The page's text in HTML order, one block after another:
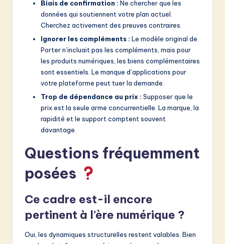
Biais de confirmation : Ne chercher que les
données qui soutiennent votre plan actuel.
Cherchez activement des preuves contraires.
Ignorer les compléments : Le modèle original de
Porter n’incluait pas les compléments, mais pour
les produits numériques, les biens complémentaires
sont essentiels. Le manque d’applications pour
votre plateforme peut tuer la demande.
Trop de dépendance au prix : Supposer que le
prix est la seule arme concurrentielle. La marque, la
rapidité et le support comptent souvent
davantage.
Questions fréquemment
posées
Ce cadre est-il encore
pertinent à l’ère numérique ?
Oui, les dynamiques structurelles restent valables. Bien